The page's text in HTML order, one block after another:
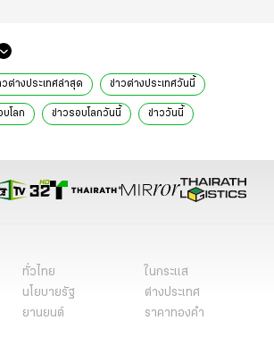
วต่างประเทศล่าสุด ข่าวต่างประเทศวันนี้
บโลก ข่าวรอบโลกวันนี้ ข่าววันนี้
ทั่วไทย
ในกระแส
นโยบายรัฐ
ต่างประเทศ
ยานยนต์
ราคาทองคำ